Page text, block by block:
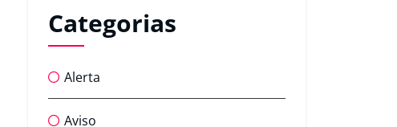
Categorias
Alerta
Aviso